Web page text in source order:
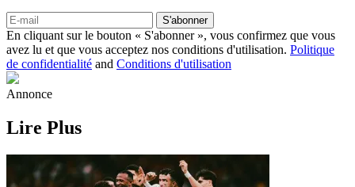
S'abonner
En cliquant sur le bouton « S'abonner », vous confirmez que vous
avez lu et que vous acceptez nos conditions d'utilisation. Politique
de confidentialité and Conditions d'utilisation
Annonce
Lire Plus